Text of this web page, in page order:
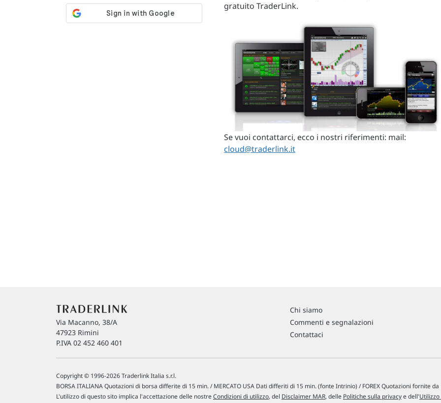
gratuito TraderLink.
Se vuoi contattarci, ecco i nostri riferimenti: mail:
cloud@traderlink.it
Via Macanno, 38/A
47923 Rimini
P.IVA 02 452 460 401
Chi siamo
Commenti e segnalazioni
Contattaci
Copyright © 1996-2026 Traderlink Italia s.r.l.
BORSA ITALIANA Quotazioni di borsa differite di 15 min. / MERCATO USA Dati differiti di 15 min. (fonte Intrinio) / FOREX Quotazioni fornite da
L'utilizzo di questo sito implica l'accettazione delle nostreCondizioni di utilizzo, del Disclaimer MAR, delle Politiche sulla privacye dell'